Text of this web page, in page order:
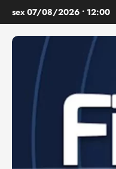
para
sex 07/08/2026 • 12:00